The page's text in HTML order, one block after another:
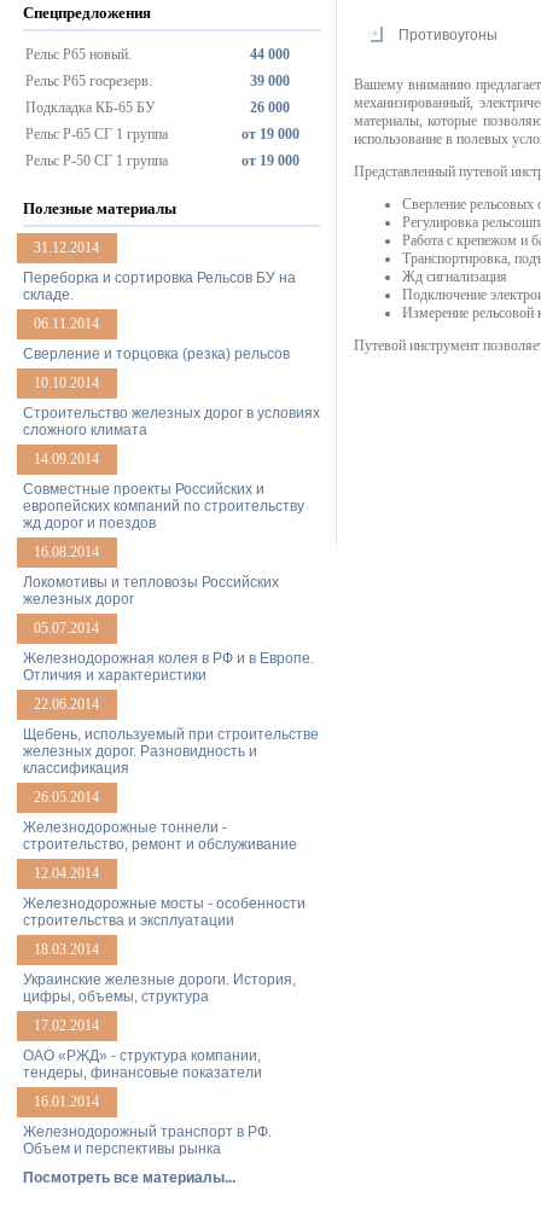
Спецпредложения
Рельс Р65 новый.
44 000
Рельс Р65 госрезерв.
39 000
Подкладка КБ-65 БУ
26 000
Рельс Р-65 СГ 1 группа
от 19 000
Рельс Р-50 СГ 1 группа
от 19 000
Полезные материалы
31.12.2014
Переборка и сортировка Рельсов БУ на
складе.
06.11.2014
Сверление и торцовка (резка) рельсов
10.10.2014
Строительство железных дорог в условиях
сложного климата
14.09.2014
Совместные проекты Российских и
европейских компаний по строительству
жд дорог и поездов
16.08.2014
Локомотивы и тепловозы Российских
железных дорог
05.07.2014
Железнодорожная колея в РФ и в Европе.
Отличия и характеристики
22.06.2014
Щебень, используемый при строительстве
железных дорог. Разновидность и
классификация
26.05.2014
Железнодорожные тоннели -
строительство, ремонт и обслуживание
12.04.2014
Железнодорожные мосты - особенности
строительства и эксплуатации
18.03.2014
Украинские железные дороги. История,
цифры, объемы, структура
17.02.2014
ОАО «РЖД» - структура компании,
тендеры, финансовые показатели
16.01.2014
Железнодорожный транспорт в РФ.
Объем и перспективы рынка
Посмотреть все материалы...
Противоугоны
Вашему вниманию
механизированный,
материалы, которые
использование в полевых
Представленный путевой
Сверление рельсовых
Регулировка
Работа с крепежом и
Транспортировка,
Жд сигнализация
Подключение
Измерение рельсовой
Путевой инструмент